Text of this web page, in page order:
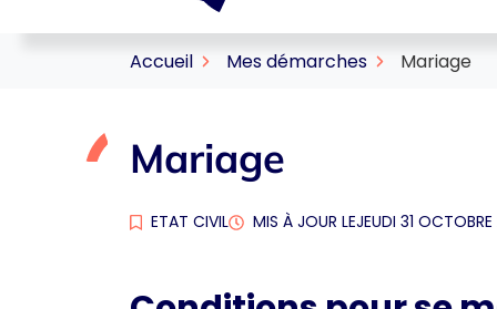
Accueil Mes démarches Mariage
Mariage
ETAT CIVIL MIS À JOUR LEJEUDI 31